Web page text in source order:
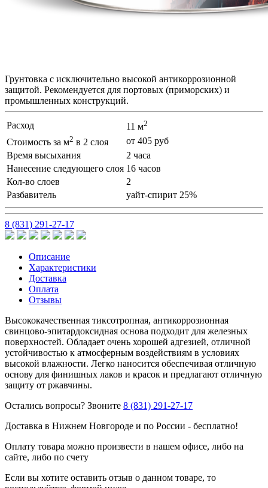
Грунтовка с исключительно высокой антикоррозионной
защитой. Рекомендуется для портовых (приморских) и
промышленных конструкций.
Расход 11 м2
Стоимость за м2 в 2 слоя
от 405 руб
Время высыхания
2 часа
Нанесение следующего слоя 16 часов
Кол-во слоев
2
Разбавитель
уайт-спирит 25%
8 (831) 291-27-17
Описание
Характеристики
Доставка
Оплата
Отзывы
Высококачественная тиксотропная, антикоррозионная
свинцово-эпитардоксидная основа подходит для железных
поверхностей. Обладает очень хорошей адгезией, отличной
устойчивостью к атмосферным воздействиям в условиях
высокой влажности. Легко наносится обеспечивая отличную
основу для финишных лаков и красок и предлагают отличную
защиту от ржавчины.
Остались вопросы? Звоните 8 (831) 291-27-17
Доставка в Нижнем Новгороде и по России - бесплатно!
Оплату товара можно произвести в нашем офисе, либо на
сайте, либо по счету
Если вы хотите оставить отзыв о данном товаре, то